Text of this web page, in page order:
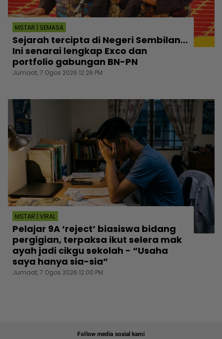
MSTAR | SEMASA
Sejarah tercipta di Negeri Sembilan...
Ini senarai lengkap Exco dan
portfolio gabungan BN-PN
Jumaat, 7 Ogos 2026 12:26 PM
MSTAR | VIRAL
Pelajar 9A ‘reject’ biasiswa bidang
pergigian, terpaksa ikut selera mak
ayah jadi cikgu sekolah - “Usaha
saya hanya sia-sia”
Jumaat, 7 Ogos 2026 12:00 PM
Follow media sosial kami